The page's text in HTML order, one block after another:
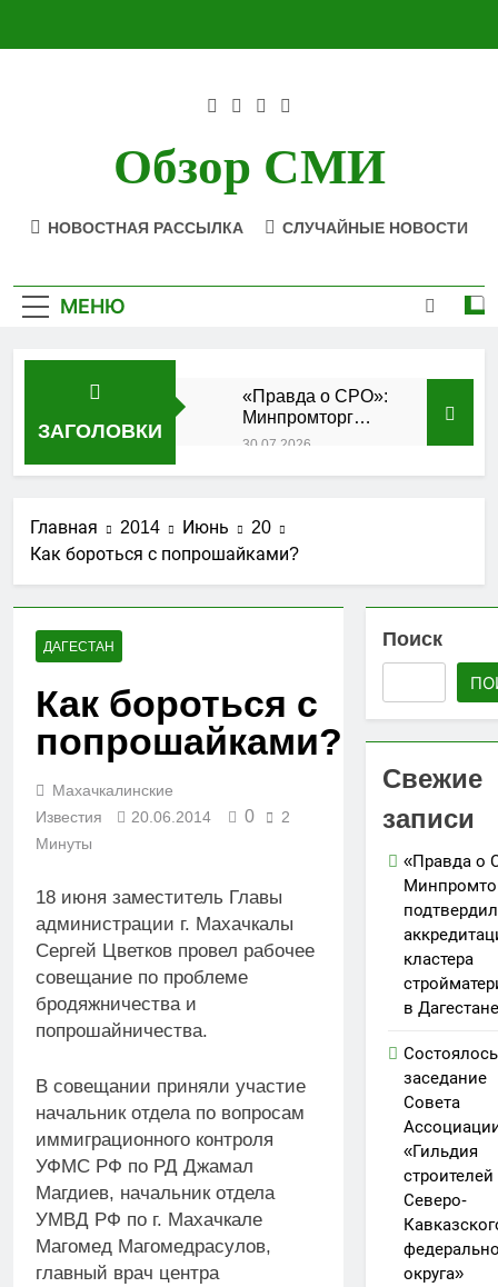
Обзор СМИ
НОВОСТНАЯ РАССЫЛКА СЛУЧАЙНЫЕ НОВОСТИ
МЕНЮ
ЗАГОЛОВКИ
«Правда о СРО»:
Минпромторг
подтвердил
кластера
в Дагестане
30.07.2026
«Гильдия
строителей
27.07.2026
Утверждены
изменения в
порядок ведения
реестров членов
новой взлетно-
посадочной
полосы
СРО! НОСТРОЙ
проводит
мониторинг
топливом
19.07.2026
групп по
направлениям
05.07.2026
Главная 2014 Июнь
20
Как бороться с попрошайками?
ДАГЕСТАН
Как бороться с
попрошайками?
Махачкалинские
Известия
20.06.2014 0
2
Минуты
18 июня заместитель Главы
администрации г. Махачкалы
Сергей Цветков провел рабочее
совещание по проблеме
бродяжничества и
попрошайничества.
В совещании приняли участие
начальник отдела по вопросам
иммиграционного контроля
УФМС РФ по РД Джамал
Магдиев, начальник отдела
УМВД РФ по г. Махачкале
Магомед Магомедрасулов,
главный врач центра
Поиск
Свежие
записи
«Правда о
подтвердил
кластера
в Дагестане
Состоялось
заседание
Совета
«Гильдия
строителей
Северо-
округа»